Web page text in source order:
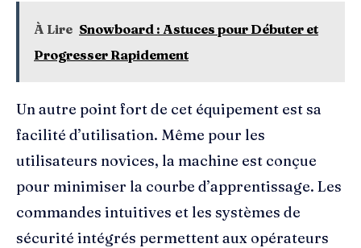
À Lire Snowboard : Astuces pour Débuter et
Progresser Rapidement
Un autre point fort de cet équipement est sa
facilité d’utilisation. Même pour les
utilisateurs novices, la machine est conçue
pour minimiser la courbe d’apprentissage. Les
commandes intuitives et les systèmes de
sécurité intégrés permettent aux opérateurs